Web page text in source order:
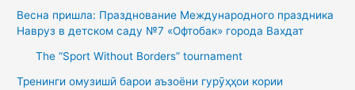
Весна пришла: Празднование Международного праздника
Навруз в детском саду №7 «Офтобак» города Вахдат
The “Sport Without Borders” tournament
Тренинги омузишӣ барои аъзоёни гурӯҳҳои кории